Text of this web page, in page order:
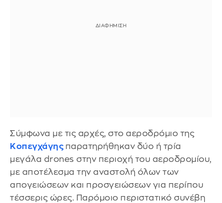
Σύμφωνα με τις αρχές, στο αεροδρόμιο της
Κοπεγχάγης παρατηρήθηκαν δύο ή τρία
μεγάλα drones στην περιοχή του αεροδρομίου,
με αποτέλεσμα την αναστολή όλων των
απογειώσεων και προσγειώσεων για περίπου
τέσσερις ώρες. Παρόμοιο περιστατικό συνέβη